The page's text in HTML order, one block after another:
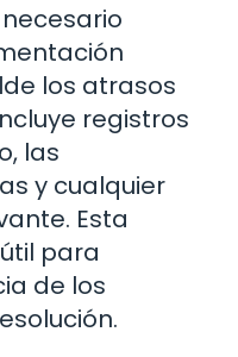
los atrasos
registros
las
y cualquier
Esta
para
de los